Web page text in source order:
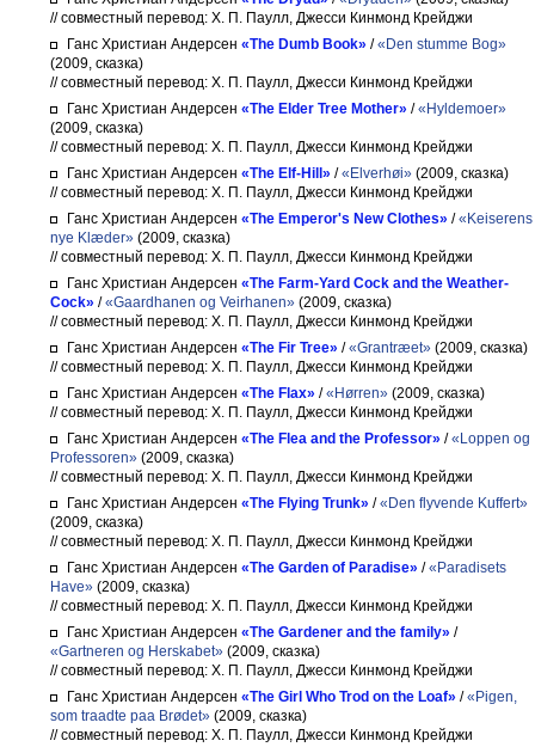
// совместный перевод: Х. П. Паулл, Джесси Кинмонд Крейджи
Ганс Христиан Андерсен «The Dumb Book» /«Den stumme Bog»
(2009, сказка)
// совместный перевод: Х. П. Паулл, Джесси Кинмонд Крейджи
Ганс Христиан Андерсен «The Elder Tree Mother» /«Hyldemoer»
(2009, сказка)
// совместный перевод: Х. П. Паулл, Джесси Кинмонд Крейджи
Ганс Христиан Андерсен «The Elf-Hill» /«Elverhøi» (2009, сказка)
// совместный перевод: Х. П. Паулл, Джесси Кинмонд Крейджи
Ганс Христиан Андерсен «The Emperor's New Clothes» /«Keiserens
nye Klæder» (2009, сказка)
// совместный перевод: Х. П. Паулл, Джесси Кинмонд Крейджи
Ганс Христиан Андерсен «The Farm-Yard Cock and the Weather-
Cock» /«Gaardhanen og Veirhanen» (2009, сказка)
// совместный перевод: Х. П. Паулл, Джесси Кинмонд Крейджи
Ганс Христиан Андерсен «The Fir Tree» /«Grantræet» (2009, сказка)
// совместный перевод: Х. П. Паулл, Джесси Кинмонд Крейджи
Ганс Христиан Андерсен «The Flax» /«Hørren» (2009, сказка)
// совместный перевод: Х. П. Паулл, Джесси Кинмонд Крейджи
Ганс Христиан Андерсен «The Flea and the Professor» /«Loppen og
Professoren» (2009, сказка)
// совместный перевод: Х. П. Паулл, Джесси Кинмонд Крейджи
Ганс Христиан Андерсен «The Flying Trunk» /«Den flyvende Kuffert»
(2009, сказка)
// совместный перевод: Х. П. Паулл, Джесси Кинмонд Крейджи
Ганс Христиан Андерсен «The Garden of Paradise» /«Paradisets
Have» (2009, сказка)
// совместный перевод: Х. П. Паулл, Джесси Кинмонд Крейджи
Ганс Христиан Андерсен «The Gardener and the family» /
«Gartneren og Herskabet» (2009, сказка)
// совместный перевод: Х. П. Паулл, Джесси Кинмонд Крейджи
Ганс Христиан Андерсен «The Girl Who Trod on the Loaf» /«Pigen,
som traadte paa Brødet» (2009, сказка)
// совместный перевод: Х. П. Паулл, Джесси Кинмонд Крейджи